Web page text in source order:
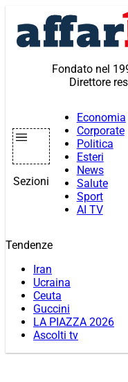
contenuto
Fondato nel
Direttore
Sezioni
Economia
Corporate
Politica
Esteri
News
Salute
Sport
AI TV
Tendenze
Iran
Ucraina
Ceuta
Guccini
LA PIAZZA 2026
Ascolti tv